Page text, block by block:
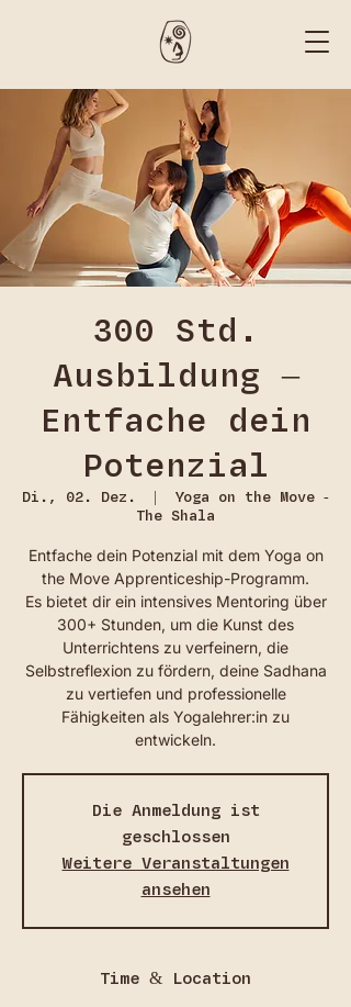
300 Std.
Ausbildung –
Entfache dein
Potenzial
Di., 02. Dez.
  |
Yoga on the Move -
The Shala
Entfache dein Potenzial mit dem Yoga on
the Move Apprenticeship-Programm.
Es bietet dir ein intensives Mentoring über
300+ Stunden, um die Kunst des
Unterrichtens zu verfeinern, die
Selbstreflexion zu fördern, deine Sadhana
zu vertiefen und professionelle
Fähigkeiten als Yogalehrer:in zu
entwickeln.
Die Anmeldung ist
geschlossen
Weitere Veranstaltungen
ansehen
Time & Location